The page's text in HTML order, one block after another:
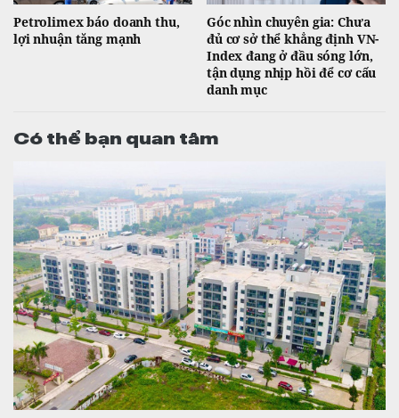
Petrolimex báo doanh thu,
lợi nhuận tăng mạnh
Góc nhìn chuyên gia: Chưa
đủ cơ sở thể khẳng định VN-
Index đang ở đầu sóng lớn,
tận dụng nhịp hồi để cơ cấu
danh mục
Có thể bạn quan tâm